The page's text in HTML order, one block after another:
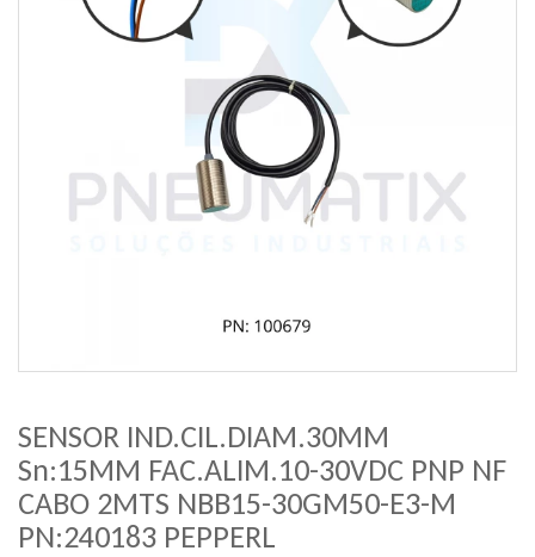
SENSOR IND.CIL.DIAM.30MM
Sn:15MM FAC.ALIM.10-30VDC PNP NF
CABO 2MTS NBB15-30GM50-E3-M
PN:240183 PEPPERL